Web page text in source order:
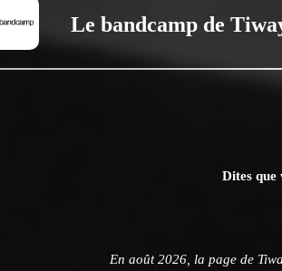
Le bandcamp de
Dites que
En août 2026, la page de